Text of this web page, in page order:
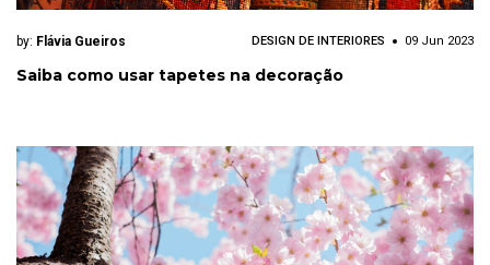
by: Flávia Gueiros DESIGN DE INTERIORES 09 Jun 2023
Saiba como usar tapetes na decoração